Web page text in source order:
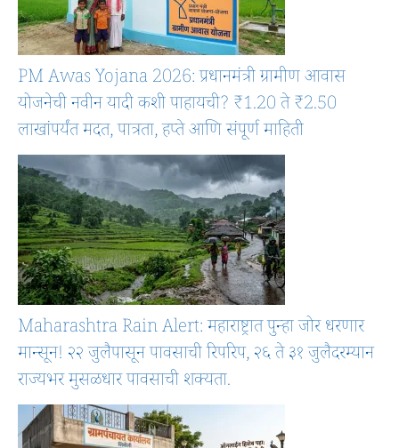
PM Awas Yojana 2026: प्रधानमंत्री ग्रामीण आवास
योजनेची नवीन यादी कशी पाहायची? ₹1.20 ते ₹2.50
लाखांपर्यंत मदत, पात्रता, हप्ते आणि संपूर्ण माहिती
Maharashtra Rain Alert: महाराष्ट्रात पुन्हा जोर धरणार
मान्सून! २२ जुलैपासून पावसाची रिपरिप, २६ ते ३१ जुलैदरम्यान
राज्यभर मुसळधार पावसाची शक्यता.